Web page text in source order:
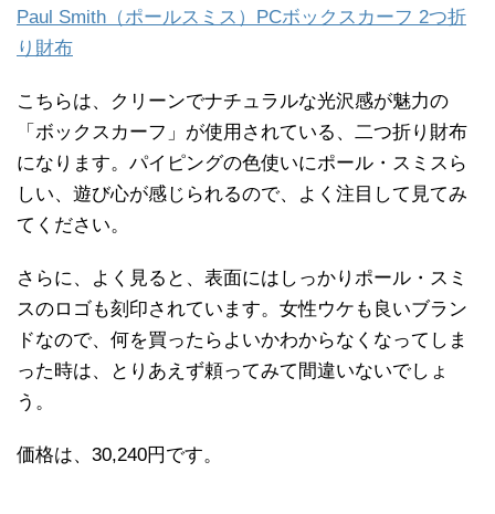
Paul Smith（ポールスミス）PCボックスカーフ 2つ折
り財布
こちらは、クリーンでナチュラルな光沢感が魅力の
「ボックスカーフ」が使用されている、二つ折り財布
になります。パイピングの色使いにポール・スミスら
しい、遊び心が感じられるので、よく注目して見てみ
てください。
さらに、よく見ると、表面にはしっかりポール・スミ
スのロゴも刻印されています。女性ウケも良いブラン
ドなので、何を買ったらよいかわからなくなってしま
った時は、とりあえず頼ってみて間違いないでしょ
う。
価格は、30,240円です。